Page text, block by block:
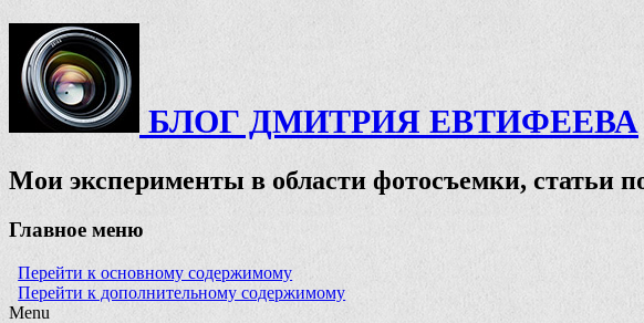
БЛОГ ДМИТРИЯ ЕВТИФЕЕВА
Мои эксперименты в области фотосъемки, статьи
Главное меню
Перейти к основному содержимому
Перейти к дополнительному содержимому
Menu